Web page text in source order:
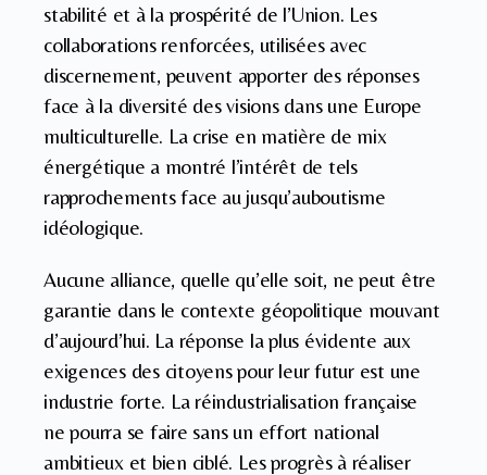
stabilité et à la prospérité de l’Union. Les
collaborations renforcées, utilisées avec
discernement, peuvent apporter des réponses
face à la diversité des visions dans une Europe
multiculturelle. La crise en matière de mix
énergétique a montré l’intérêt de tels
rapprochements face au jusqu’auboutisme
idéologique.
Aucune alliance, quelle qu’elle soit, ne peut être
garantie dans le contexte géopolitique mouvant
d’aujourd’hui. La réponse la plus évidente aux
exigences des citoyens pour leur futur est une
industrie forte. La réindustrialisation française
ne pourra se faire sans un effort national
ambitieux et bien ciblé. Les progrès à réaliser